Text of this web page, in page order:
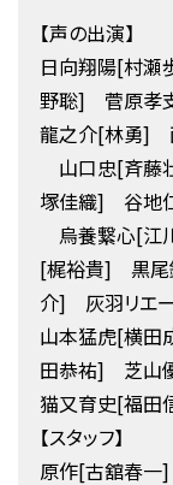
【声の出演】
日向翔陽[村
野聡] 菅原孝
龍之介[林勇]
山口忠[斉藤
塚佳織] 谷地
烏養繋心[江
[梶裕貴] 黒尾
介] 灰羽リエ
山本猛虎[横
田恭祐] 芝山
猫又育史[福
【スタッフ】
原作[古舘春